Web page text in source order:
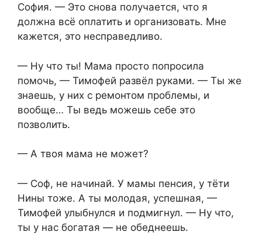
София. — Это снова получается, что я
должна всё оплатить и организовать. Мне
кажется, это несправедливо.
— Ну что ты! Мама просто попросила
помочь, — Тимофей развёл руками. — Ты же
знаешь, у них с ремонтом проблемы, и
вообще… Ты ведь можешь себе это
позволить.
— А твоя мама не может?
— Соф, не начинай. У мамы пенсия, у тёти
Нины тоже. А ты молодая, успешная, —
Тимофей улыбнулся и подмигнул. — Ну что,
ты у нас богатая — не обеднеешь.